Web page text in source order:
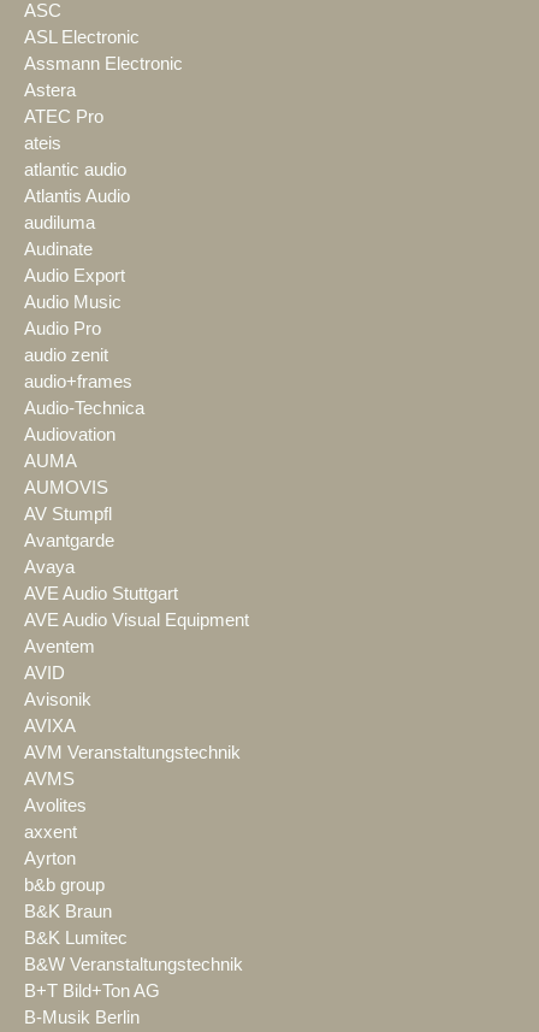
ASC
ASL Electronic
Assmann Electronic
Astera
ATEC Pro
ateis
atlantic audio
Atlantis Audio
audiluma
Audinate
Audio Export
Audio Music
Audio Pro
audio zenit
audio+frames
Audio-Technica
Audiovation
AUMA
AUMOVIS
AV Stumpfl
Avantgarde
Avaya
AVE Audio Stuttgart
AVE Audio Visual Equipment
Aventem
AVID
Avisonik
AVIXA
AVM Veranstaltungstechnik
AVMS
Avolites
axxent
Ayrton
b&b group
B&K Braun
B&K Lumitec
B&W Veranstaltungstechnik
B+T Bild+Ton AG
B-Musik Berlin